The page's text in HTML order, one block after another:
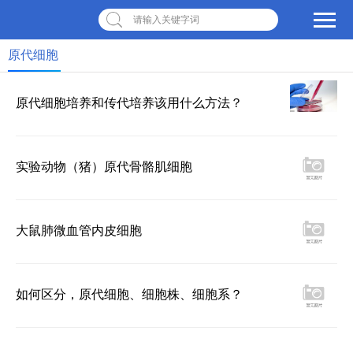
请输入关键字词
原代细胞
原代细胞培养和传代培养该用什么方法？
实验动物（猪）原代骨骼肌细胞
大鼠肺微血管内皮细胞
如何区分，原代细胞、细胞株、细胞系？